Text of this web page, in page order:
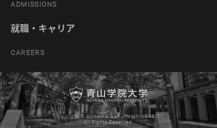
ADMISSIONS
就職・キャリア
CAREERS
Copyright © AOYAMA GAKUIN UNIVERSITY
All Rights Reserved.